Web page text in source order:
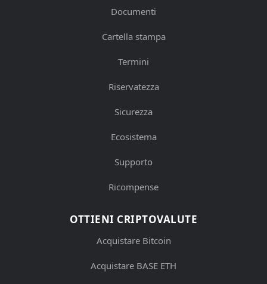
Documenti
Cartella stampa
Termini
Riservatezza
Sicurezza
Ecosistema
Supporto
Ricompense
OTTIENI CRIPTOVALUTE
Acquistare Bitcoin
Acquistare BASE ETH